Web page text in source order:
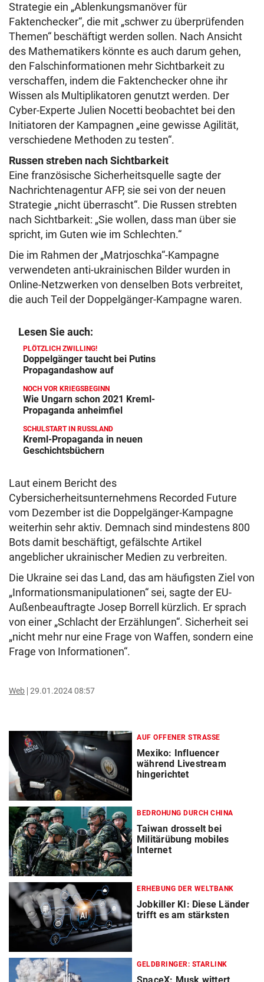
Strategie ein „Ablenkungsmanöver für
Faktenchecker“, die mit „schwer zu überprüfenden
Themen“ beschäftigt werden sollen. Nach Ansicht
des Mathematikers könnte es auch darum gehen,
den Falschinformationen mehr Sichtbarkeit zu
verschaffen, indem die Faktenchecker ohne ihr
Wissen als Multiplikatoren genutzt werden. Der
Cyber-Experte Julien Nocetti beobachtet bei den
Initiatoren der Kampagnen „eine gewisse Agilität,
verschiedene Methoden zu testen“.
Russen streben nach Sichtbarkeit
Eine französische Sicherheitsquelle sagte der
Nachrichtenagentur AFP, sie sei von der neuen
Strategie „nicht überrascht“. Die Russen strebten
nach Sichtbarkeit: „Sie wollen, dass man über sie
spricht, im Guten wie im Schlechten.“
Die im Rahmen der „Matrjoschka“-Kampagne
verwendeten anti-ukrainischen Bilder wurden in
Online-Netzwerken von denselben Bots verbreitet,
die auch Teil der Doppelgänger-Kampagne waren.
Lesen Sie auch:
PLÖTZLICH ZWILLING!
Doppelgänger taucht bei Putins
Propagandashow auf
NOCH VOR KRIEGSBEGINN
Wie Ungarn schon 2021 Kreml-
Propaganda anheimfiel
SCHULSTART IN RUSSLAND
Kreml-Propaganda in neuen
Geschichtsbüchern
Laut einem Bericht des
Cybersicherheitsunternehmens Recorded Future
vom Dezember ist die Doppelgänger-Kampagne
weiterhin sehr aktiv. Demnach sind mindestens 800
Bots damit beschäftigt, gefälschte Artikel
angeblicher ukrainischer Medien zu verbreiten.
Die Ukraine sei das Land, das am häufigsten Ziel von
„Informationsmanipulationen“ sei, sagte der EU-
Außenbeauftragte Josep Borrell kürzlich. Er sprach
von einer „Schlacht der Erzählungen“. Sicherheit sei
„nicht mehr nur eine Frage von Waffen, sondern eine
Frage von Informationen“.
Web 29.01.2024 08:57
AUF OFFENER STRASSE
Mexiko: Influencer
während Livestream
hingerichtet
BEDROHUNG DURCH CHINA
Taiwan drosselt bei
Militärübung mobiles
Internet
ERHEBUNG DER WELTBANK
Jobkiller KI: Diese Länder
trifft es am stärksten
GELDBRINGER: STARLINK